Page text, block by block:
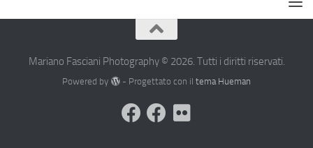
Mariano Fasciani Photography © 2026. Tutti i diritti riservati.
Powered by - Progettato con il tema Hueman